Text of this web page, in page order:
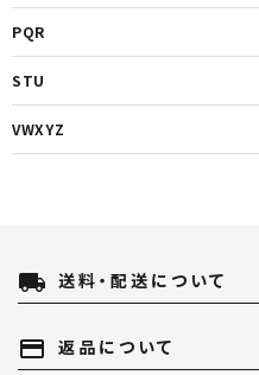
PQR
STU
VWXYZ
local_shipping 送料・配送について
payment 返品について